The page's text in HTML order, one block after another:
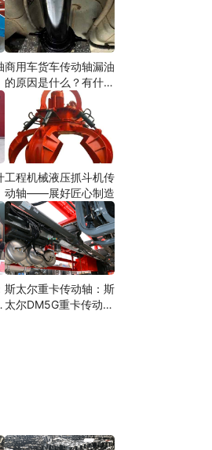
商用车货车传动轴漏油
的原因是什么？有什么
工程机械液压抓斗机传
动轴——展好匠心制造
斯太尔重卡传动轴：斯
太尔DM5G重卡传动轴